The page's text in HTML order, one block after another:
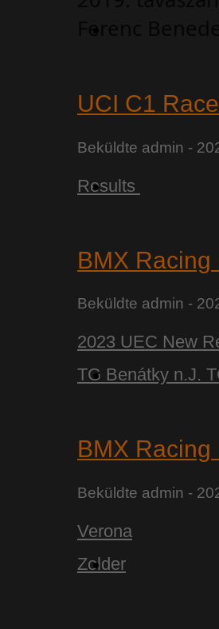
Ferenc
UCI C1
Beküldte admin -
Results
BMX
Beküldte admin -
2023 UEC New
TG Benátky n.J.
BMX
Beküldte admin -
Verona
Zolder